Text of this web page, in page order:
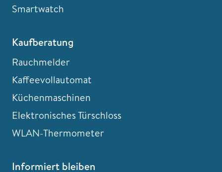
Smartwatch
Kaufberatung
Rauchmelder
Kaffeevollautomat
Küchenmaschinen
Elektronisches Türschloss
WLAN-Thermometer
Informiert bleiben